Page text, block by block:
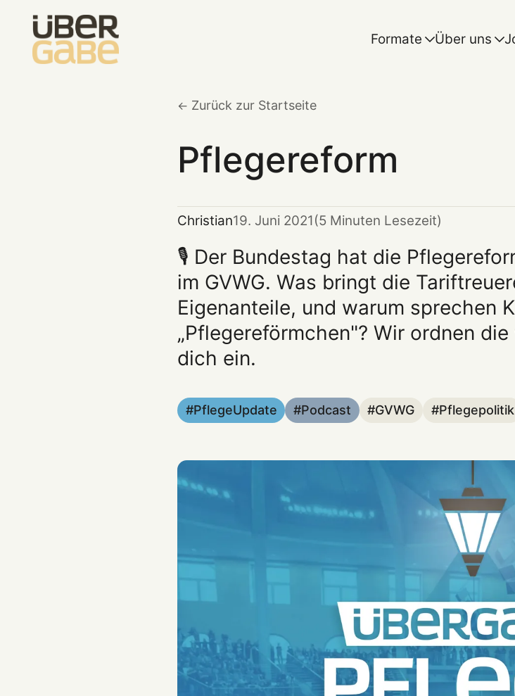
Formate Über uns
Zurück zur Startseite
Pflegereform
Christian19. Juni 2021(5 Minuten Lesezeit)
🎙️ Der Bundestag hat die
im GVWG. Was bringt die
Eigenanteile, und warum sprechen
„Pflegereförmchen"? Wir ordnen
dich ein.
PflegeUpdate Podcast GVWG Pflegepolitik